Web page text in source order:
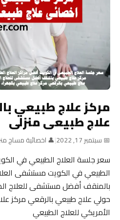
مركز علاج طبيعي
علاج طبيعى منزلى
📅 سبتمبر 17, 2022 |👤 اخصائية مساج
سعر جلسة العلاج الطبيعي في
الطبيعي في الكويت مستشفى
بالمنقف أفضل مستشفى للعلاج
حولي علاج طبيعي بالرقعي مركز
الأمريكي للعلاج الطبيعي